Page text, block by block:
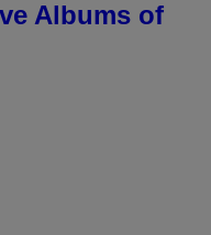
Albums of